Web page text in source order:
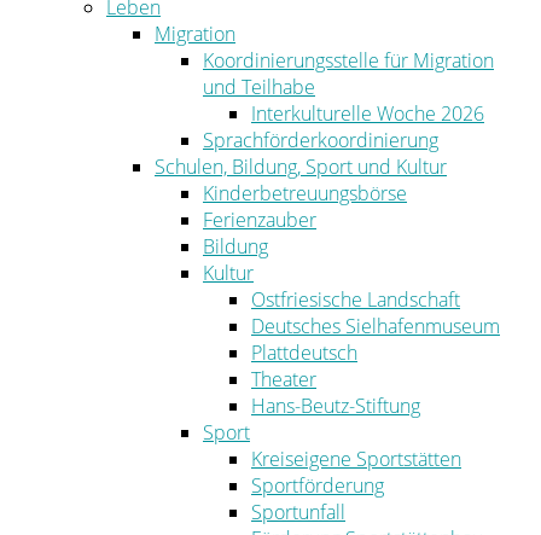
Leben
Migration
Koordinierungsstelle für Migration
und Teilhabe
Interkulturelle Woche 2026
Sprachförderkoordinierung
Schulen, Bildung, Sport und Kultur
Kinderbetreuungsbörse
Ferienzauber
Bildung
Kultur
Ostfriesische Landschaft
Deutsches Sielhafenmuseum
Plattdeutsch
Theater
Hans-Beutz-Stiftung
Sport
Kreiseigene Sportstätten
Sportförderung
Sportunfall